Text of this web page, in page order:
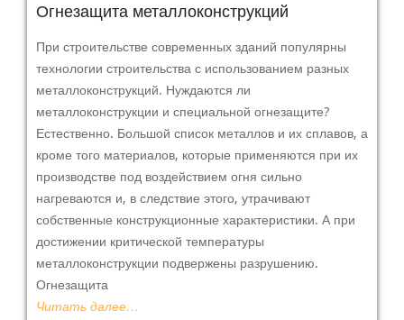
Огнезащита металлоконструкций
При строительстве современных зданий популярны
технологии строительства с использованием разных
металлоконструкций. Нуждаются ли
металлоконструкции и специальной огнезащите?
Естественно. Большой список металлов и их сплавов, а
кроме того материалов, которые применяются при их
производстве под воздействием огня сильно
нагреваются и, в следствие этого, утрачивают
собственные конструкционные характеристики. А при
достижении критической температуры
металлоконструкции подвержены разрушению.
Огнезащита
Читать далее…